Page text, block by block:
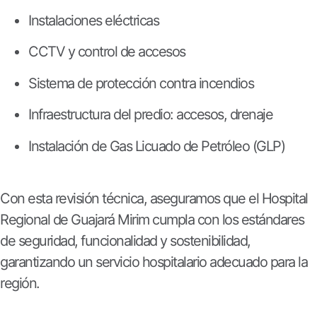
Instalaciones eléctricas
CCTV y control de accesos
Sistema de protección contra incendios
Infraestructura del predio: accesos, drenaje
Instalación de Gas Licuado de Petróleo (GLP)
Con esta revisión técnica, aseguramos que el Hospital
Regional de Guajará Mirim cumpla con los estándares
de seguridad, funcionalidad y sostenibilidad,
garantizando un servicio hospitalario adecuado para la
región.